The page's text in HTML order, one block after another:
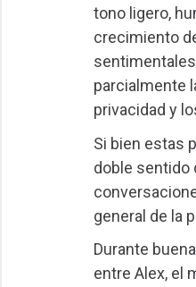
tono ligero,
crecimiento
parcialmente
privacidad y
Si bien estas
doble sentido
general de la
Durante
entre Alex, el